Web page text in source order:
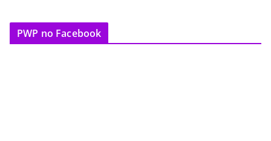
PWP no Facebook